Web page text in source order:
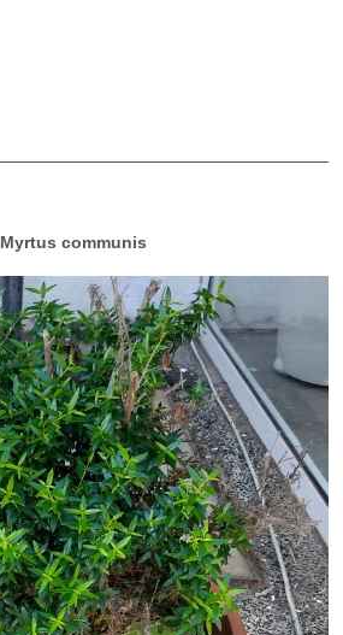
Myrtus communis